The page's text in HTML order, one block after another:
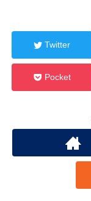
Twitter
Pocket